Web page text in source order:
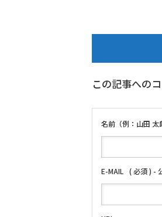
この記事への
名前（例：山田 太
E-MAIL ( 必須 ) -